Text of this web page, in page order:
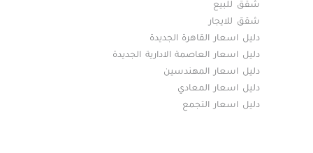
شقق للبيع
شقق للايجار
دليل اسعار القاهرة الجديدة
دليل اسعار العاصمة الادارية الجديدة
دليل اسعار المهندسين
دليل اسعار المعادي
دليل اسعار التجمع